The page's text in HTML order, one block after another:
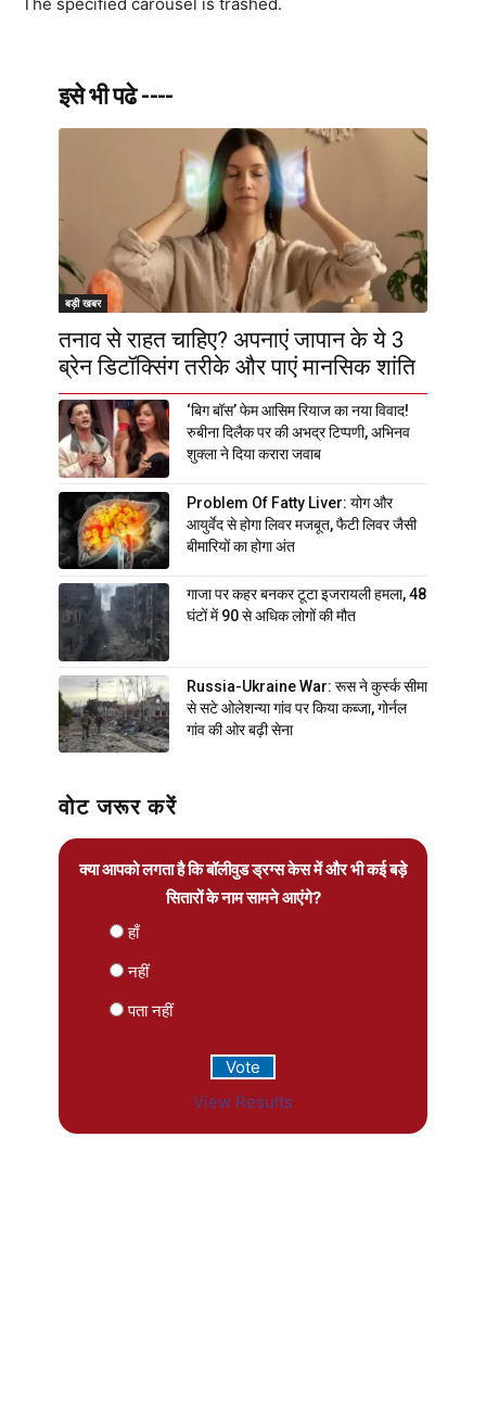
The specified carousel is trashed.
इसे भी पढे ----
बड़ी खबर
तनाव से राहत चाहिए? अपनाएं जापान के ये 3
ब्रेन डिटॉक्सिंग तरीके और पाएं मानसिक शांति
‘बिग बॉस’ फेम आसिम रियाज का नया विवाद!
रुबीना दिलैक पर की अभद्र टिप्पणी, अभिनव
शुक्ला ने दिया करारा जवाब
Problem Of Fatty Liver: योग और
आयुर्वेद से होगा लिवर मजबूत, फैटी लिवर जैसी
बीमारियों का होगा अंत
गाजा पर कहर बनकर टूटा इजरायली हमला, 48
घंटों में 90 से अधिक लोगों की मौत
Russia-Ukraine War: रूस ने कुर्स्क सीमा
से सटे ओलेशन्या गांव पर किया कब्जा, गोर्नल
गांव की ओर बढ़ी सेना
वोट जरूर करें
क्या आपको लगता है कि बॉलीवुड ड्रग्स केस में और भी कई बड़े
सितारों के नाम सामने आएंगे?
हाँ
नहीं
पता नहीं
View Results